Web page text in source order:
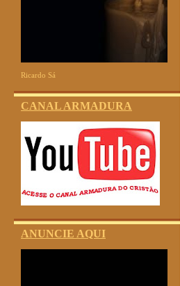
Ricardo Sá
CANAL ARMADURA
ANUNCIE AQUI